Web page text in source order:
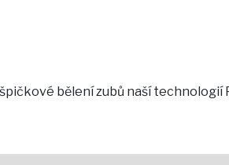
bělení zubů naší technologií